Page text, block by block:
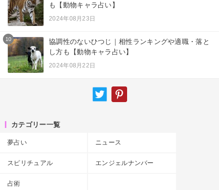
も【動物キャラ占い】
2024年08月23日
10
協調性のないひつじ｜相性ランキングや適職・落と
し方も【動物キャラ占い】
2024年08月22日
カテゴリー一覧
夢占い ニュース
スピリチュアル エンジェルナンバー
占術